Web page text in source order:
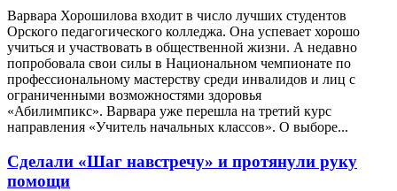
Варвара Хорошилова входит в число лучших студентов
Орского педагогического колледжа. Она успевает хорошо
учиться и участвовать в общественной жизни. А недавно
попробовала свои силы в Национальном чемпионате по
профессиональному мастерству среди инвалидов и лиц с
ограниченными возможностями здоровья
«Абилимпикс». Варвара уже перешла на третий курс
направления «Учитель начальных классов». О выборе...
Сделали «Шаг навстречу» и протянули руку
помощи